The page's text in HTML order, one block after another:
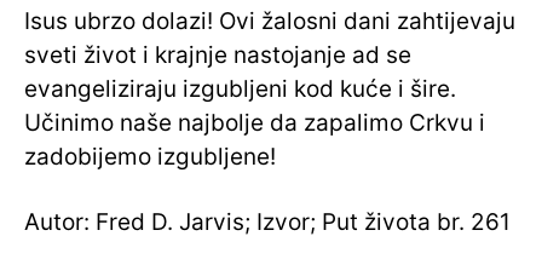
Isus ubrzo dolazi! Ovi žalosni dani zahtijevaju
sveti život i krajnje nastojanje ad se
evangeliziraju izgubljeni kod kuće i šire.
Učinimo naše najbolje da zapalimo Crkvu i
zadobijemo izgubljene!
Autor: Fred D. Jarvis; Izvor; Put života br. 261